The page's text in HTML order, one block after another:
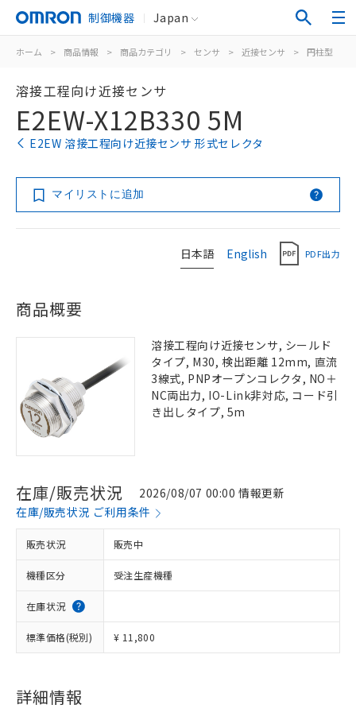
制御機器 Japan
ホーム > 商品情報 > 商品カテゴリ > センサ > 近接センサ > 円柱型
溶接工程向け近接センサ
E2EW-X12B330 5M
E2EW 溶接工程向け近接センサ 形式セレクタ
マイリストに追加
日本語 English PDF出力
商品概要
溶接工程向け近接センサ, シールド
タイプ, M30, 検出距離 12mm, 直流
3線式, PNPオープンコレクタ, NO＋
NC両出力, IO-Link非対応, コード引
き出しタイプ, 5m
在庫/販売状況
2026/08/07 00:00 情報更新
在庫/販売状況 ご利用条件
販売状況 販売中
機種区分 受注生産機種
在庫状況
標準価格(税別) ¥ 11,800
詳細情報